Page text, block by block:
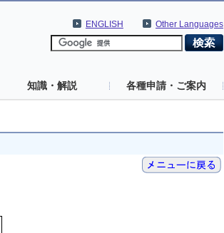
Other Languages
ENGLISH
知識・解説 各種申請・ご案内